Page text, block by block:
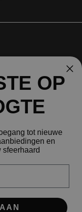
Facebook Pinterest
OP
tot nieuwe
en
sfeerhaard